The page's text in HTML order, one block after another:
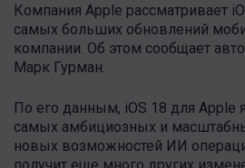
Компания Apple рассматривает
самых больших обновлений
компании. Об этом сообщает
Марк Гурман.
По его данным, iOS 18 для Apple
самых амбициозных и
новых возможностей ИИ